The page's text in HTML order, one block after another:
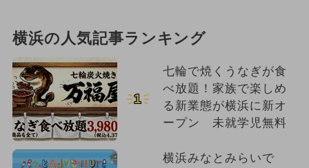
横浜の人気記事ランキング
1
七輪で焼くうなぎが食
べ放題！家族で楽しめ
る新業態が横浜に新オ
ープン 未就学児無料
横浜みなとみらいで